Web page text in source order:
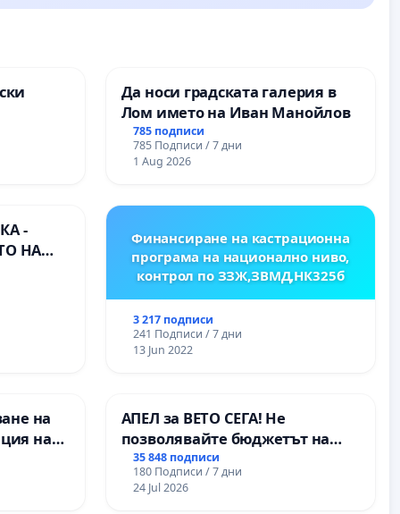
на
Да носи градската галерия в
Лом името на Иван Манойлов
785 подписи
785 Подписи / 7 дни
1 Aug 2026
-
НА
НА
Финансиране на кастрационна
програма на национално ниво,
контрол по ЗЗЖ,ЗВМД,НК325б
3 217 подписи
241 Подписи / 7 дни
13 Jun 2022
на
на
на
АПЕЛ за ВЕТО СЕГА! Не
позволявайте бюджетът на
Радев да открадне парите и
правата ни в тъмното
35 848 подписи
180 Подписи / 7 дни
24 Jul 2026